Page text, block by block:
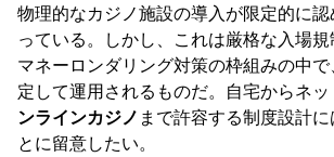
物理的なカジノ施設の導入が限定的に
っている。しかし、これは厳格な入場規
マネーロンダリング対策の枠組みの中
定して運用されるものだ。自宅からネ
ンラインカジノ まで許容する制度設計
とに留意したい。